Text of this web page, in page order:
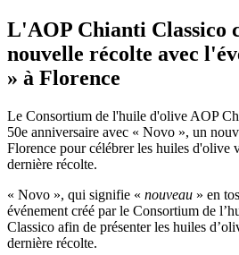
L'AOP Chianti Classico
nouvelle récolte avec
» à Florence
Le Consortium de l'huile d'olive AOP
50e anniversaire avec « Novo », un
Florence pour célébrer les huiles d'olive
dernière récolte.
« Novo », qui signifie « nouveau » en
événement créé par le Consortium de
Classico afin de présenter les huiles
dernière récolte.